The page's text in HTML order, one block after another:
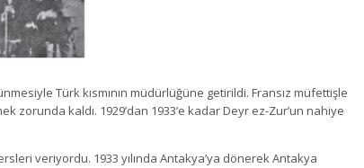
Türk kısmının müdürlüğüne getirildi. Fransız müfettişle
zorunda kaldı. 1929’dan 1933’e kadar Deyr ez-Zur’un nahiye
veriyordu. 1933 yılında Antakya’ya dönerek Antakya